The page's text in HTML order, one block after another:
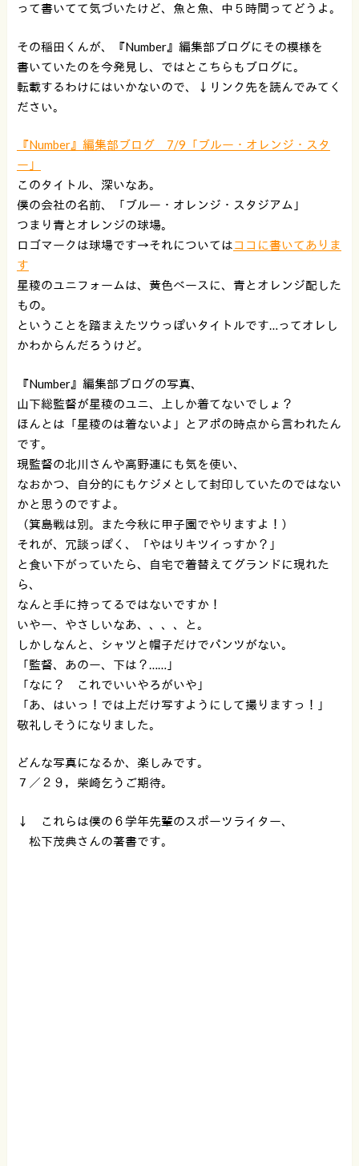
って書いてて気づいたけど、魚と魚、中５時間ってどうよ。
その稲田くんが、『Number』編集部ブログにその模様を
書いていたのを今発見し、ではとこちらもブログに。
転載するわけにはいかないので、↓リンク先を読んでみてく
ださい。
『Number』編集部ブログ 7/9「ブルー・オレンジ・スタ
ー」
このタイトル、深いなあ。
僕の会社の名前、「ブルー・オレンジ・スタジアム」
つまり青とオレンジの球場。
ロゴマークは球場です→それについてはココに書いてありま
す
星稜のユニフォームは、黄色ベースに、青とオレンジ配した
もの。
ということを踏まえたツウっぽいタイトルです…ってオレし
かわからんだろうけど。
『Number』編集部ブログの写真、
山下総監督が星稜のユニ、上しか着てないでしょ？
ほんとは「星稜のは着ないよ」とアポの時点から言われたん
です。
現監督の北川さんや高野連にも気を使い、
なおかつ、自分的にもケジメとして封印していたのではない
かと思うのですよ。
（箕島戦は別。また今秋に甲子園でやりますよ！）
それが、冗談っぽく、「やはりキツイっすか？」
と食い下がっていたら、自宅で着替えてグランドに現れた
ら、
なんと手に持ってるではないですか！
いやー、やさしいなあ、、、、と。
しかしなんと、シャツと帽子だけでパンツがない。
「監督、あのー、下は？……」
「なに？ これでいいやろがいや」
「あ、はいっ！では上だけ写すようにして撮りますっ！」
敬礼しそうになりました。
どんな写真になるか、楽しみです。
７／２９，柴崎乞うご期待。
↓ これらは僕の６学年先輩のスポーツライター、
松下茂典さんの著書です。